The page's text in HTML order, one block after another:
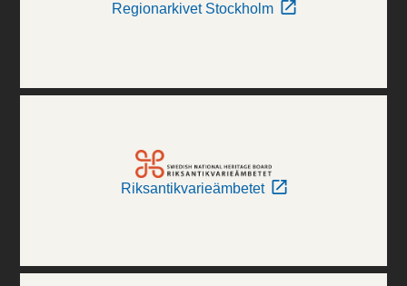
Regionarkivet Stockholm
Riksantikvarieämbetet